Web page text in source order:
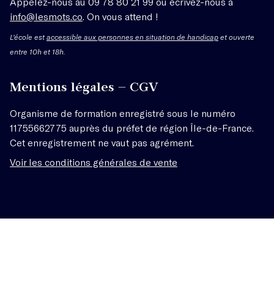
info@lesmots.co . On vous attend !
L'école estaccessible aux personnes en situation de handicap et ouverte
entre 10h et 18h.
Mentions légales – CGV
Organisme de formation enregistré sous le numéro
11755662775 auprès du préfet de région Île-de-France.
Cet enregistrement ne vaut pas agrément.
Voir les conditions générales de vente